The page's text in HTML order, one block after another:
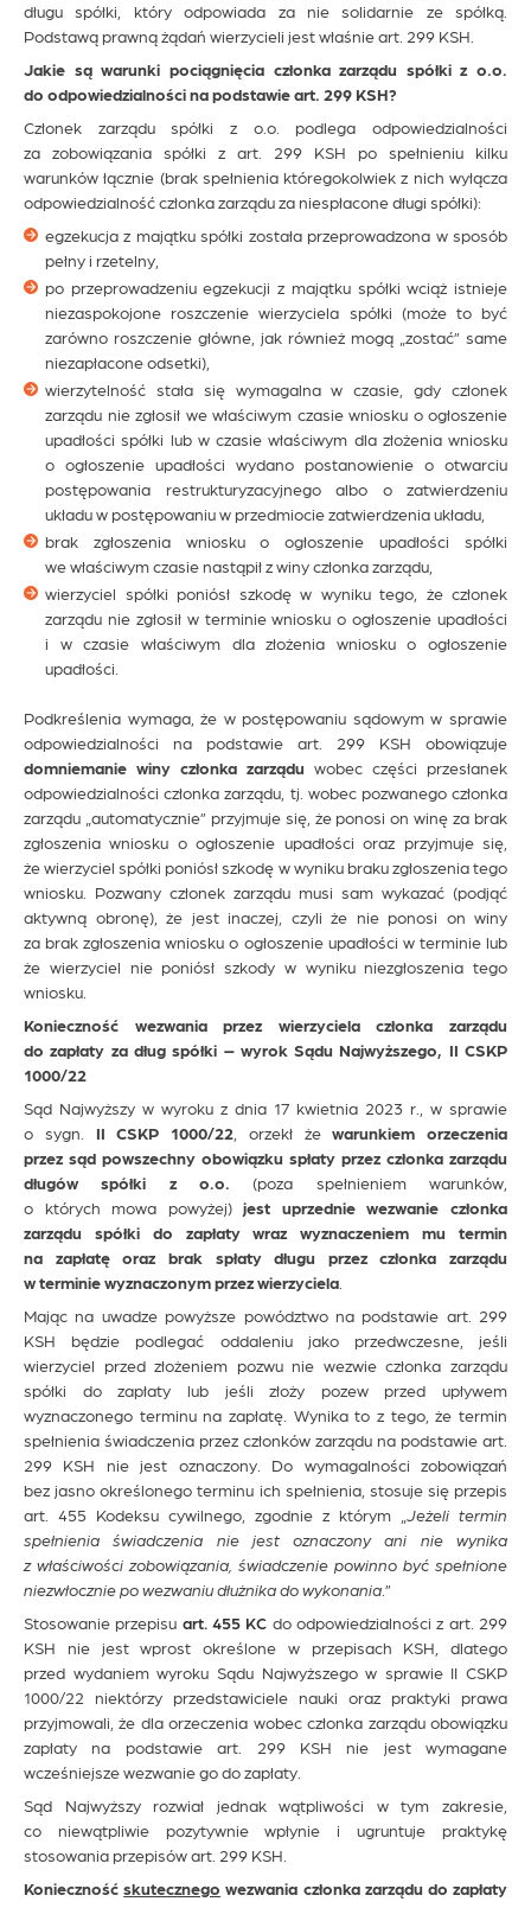
długu spółki, który odpowiada za nie solidarnie ze spółką.
Podstawą prawną żądań wierzycieli jest właśnie art. 299 KSH.
Jakie są warunki pociągnięcia członka zarządu spółki z o.o.
do odpowiedzialności na podstawie art. 299 KSH?
Członek zarządu spółki z o.o. podlega odpowiedzialności
za zobowiązania spółki z art. 299 KSH po spełnieniu kilku
warunków łącznie (brak spełnienia któregokolwiek z nich wyłącza
odpowiedzialność członka zarządu za niespłacone długi spółki):
egzekucja z majątku spółki została przeprowadzona w sposób
pełny i rzetelny,
po przeprowadzeniu egzekucji z majątku spółki wciąż istnieje
niezaspokojone roszczenie wierzyciela spółki (może to być
zarówno roszczenie główne, jak również mogą „zostać” same
niezapłacone odsetki),
wierzytelność stała się wymagalna w czasie, gdy członek
zarządu nie zgłosił we właściwym czasie wniosku o ogłoszenie
upadłości spółki lub w czasie właściwym dla złożenia wniosku
o ogłoszenie upadłości wydano postanowienie o otwarciu
postępowania restrukturyzacyjnego albo o zatwierdzeniu
układu w postępowaniu w przedmiocie zatwierdzenia układu,
brak zgłoszenia wniosku o ogłoszenie upadłości spółki
we właściwym czasie nastąpił z winy członka zarządu,
wierzyciel spółki poniósł szkodę w wyniku tego, że członek
zarządu nie zgłosił w terminie wniosku o ogłoszenie upadłości
i w czasie właściwym dla złożenia wniosku o ogłoszenie
upadłości.
Podkreślenia wymaga, że w postępowaniu sądowym w sprawie
odpowiedzialności na podstawie art. 299 KSH obowiązuje
domniemanie winy członka zarządu wobec części przesłanek
odpowiedzialności członka zarządu, tj. wobec pozwanego członka
zarządu „automatycznie” przyjmuje się, że ponosi on winę za brak
zgłoszenia wniosku o ogłoszenie upadłości oraz przyjmuje się,
że wierzyciel spółki poniósł szkodę w wyniku braku zgłoszenia tego
wniosku. Pozwany członek zarządu musi sam wykazać (podjąć
aktywną obronę), że jest inaczej, czyli że nie ponosi on winy
za brak zgłoszenia wniosku o ogłoszenie upadłości w terminie lub
że wierzyciel nie poniósł szkody w wyniku niezgłoszenia tego
wniosku.
Konieczność wezwania przez wierzyciela członka zarządu
do zapłaty za dług spółki – wyrok Sądu Najwyższego, II CSKP
1000/22
Sąd Najwyższy w wyroku z dnia 17 kwietnia 2023 r., w sprawie
o sygn. II CSKP 1000/22 , orzekł żewarunkiem orzeczenia
przez sąd powszechny obowiązku spłaty przez członka zarządu
długów spółki z o.o. (poza spełnieniem warunków,
o których mowa powyżej)jest uprzednie wezwanie członka
zarządu spółki do zapłaty wraz wyznaczeniem mu termin
na zapłatę oraz brak spłaty długu przez członka zarządu
w terminie wyznaczonym przez wierzyciela
Mając na uwadze powyższe powództwo na podstawie art. 299
KSH będzie podlegać oddaleniu jako przedwczesne, jeśli
wierzyciel przed złożeniem pozwu nie wezwie członka zarządu
spółki do zapłaty lub jeśli złoży pozew przed upływem
wyznaczonego terminu na zapłatę. Wynika to z tego, że termin
spełnienia świadczenia przez członków zarządu na podstawie art.
299 KSH nie jest oznaczony. Do wymagalności zobowiązań
bez jasno określonego terminu ich spełnienia, stosuje się przepis
art. 455 Kodeksu cywilnego, zgodnie z którym „ Jeżeli termin
spełnienia świadczenia nie jest oznaczony ani nie wynika
z właściwości zobowiązania, świadczenie powinno być spełnione
niezwłocznie po wezwaniu dłużnika do wykonania.”
Stosowanie przepisu art. 455 KC do odpowiedzialności z art. 299
KSH nie jest wprost określone w przepisach KSH, dlatego
przed wydaniem wyroku Sądu Najwyższego w sprawie II CSKP
1000/22 niektórzy przedstawiciele nauki oraz praktyki prawa
przyjmowali, że dla orzeczenia wobec członka zarządu obowiązku
zapłaty na podstawie art. 299 KSH nie jest wymagane
wcześniejsze wezwanie go do zapłaty.
Sąd Najwyższy rozwiał jednak wątpliwości w tym zakresie,
co niewątpliwie pozytywnie wpłynie i ugruntuje praktykę
stosowania przepisów art. 299 KSH.
Koniecznośćskutecznego wezwania członka zarządu do zapłaty